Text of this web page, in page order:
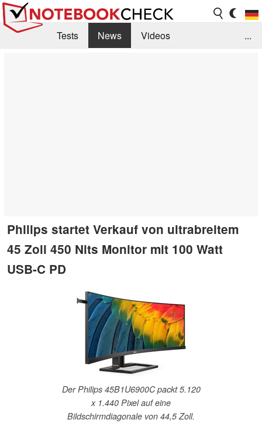
Tests News
Videos
...
Philips startet Verkauf von ultrabreitem
45 Zoll 450 Nits Monitor mit 100 Watt
USB-C PD
Der Philips 45B1U6900C packt 5.120
x 1.440 Pixel auf eine
Bildschirmdiagonale von 44,5 Zoll.